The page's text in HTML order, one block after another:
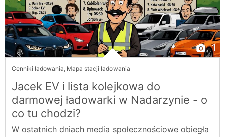
1
Cenniki ładowania, Mapa stacji ładowania
Jacek EV i lista kolejkowa do
darmowej ładowarki w Nadarzynie - o
co tu chodzi?
W ostatnich dniach media społecznościowe obiegła